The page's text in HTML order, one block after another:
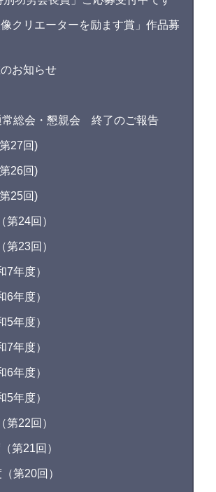
像クリエーターを励ます賞」作品募
お知らせ
総会・懇親会 終了のご報告
27回)
26回)
25回)
第24回）
第23回）
7年度）
6年度）
5年度）
7年度）
6年度）
5年度）
第22回）
第21回）
第20回）